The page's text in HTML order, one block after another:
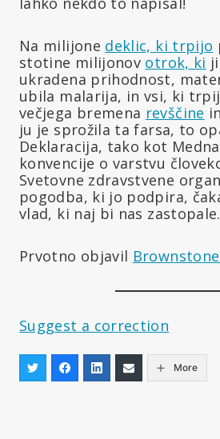
Na milijone deklic, ki trpijo
stotine milijonov otrok, ki
ukradena prihodnost,
ubila malarija, in vsi, ki
večjega bremena revščine
ju je sprožila ta farsa, to
Deklaracija, tako kot
konvencije o varstvu
Svetovne zdravstvene
pogodba, ki jo podpira,
vlad, ki naj bi nas zastopale.
Prvotno objavil
Suggest a correction
More